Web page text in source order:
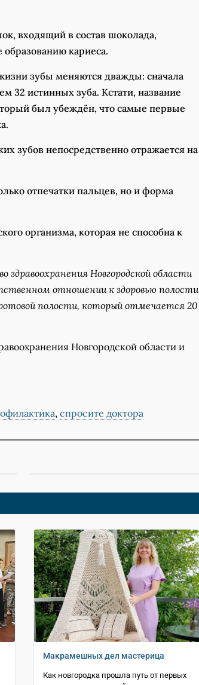
входящий в состав шоколада,
кариеса.
зубы меняются дважды: сначала
32 истинных зуба. Кстати, название
был убеждён, что самые первые
зубов непосредственно отражается на
отпечатки пальцев, но и форма
организма, которая не способна к
Новгородской области
отношении к здоровью полости
полости, который отмечается 20
Новгородской области и
, спросите доктора
Макрамешных дел мастерица
Как новгородка прошла путь от первых